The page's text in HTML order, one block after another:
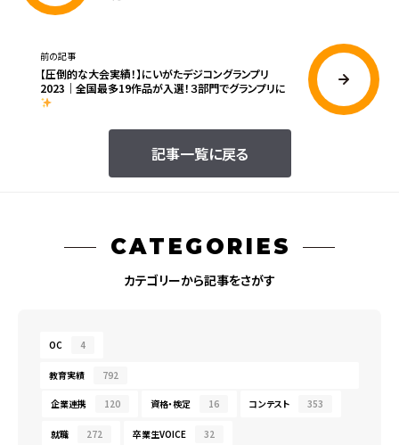
記事一覧に戻る
前の記事
【圧倒的な大会実績！】にいがたデジコングランプリ
2023｜全国最多19作品が入選！３部門でグランプリに
CATEGORIES
カテゴリーから記事をさがす
OC 4
教育実績 792
企業連携 120 資格・検定 16 コンテスト 353
就職 272 卒業生VOICE 32